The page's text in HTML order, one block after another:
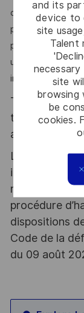
and its
device to
site
Talent
site
browsing
be
cookies.
devrez
pour la gestion
phase initiale de
un tuteur dont le
intégration au
Thales,
tous les
atout.
Le poste
informations
nationale, la
procédure
dispositions
Code de la
du 09 août